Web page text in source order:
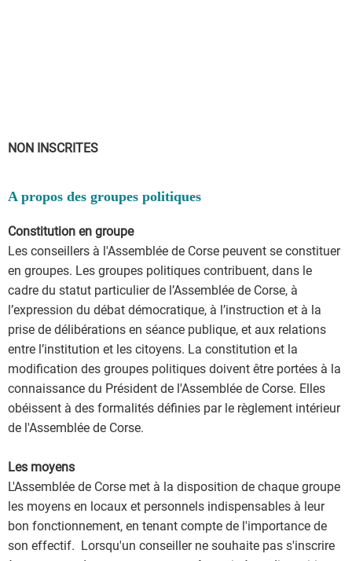
NON INSCRITES
A propos des groupes politiques
Constitution en groupe
Les conseillers à l'Assemblée de Corse peuvent se constituer
en groupes. Les groupes politiques contribuent, dans le
cadre du statut particulier de l’Assemblée de Corse, à
l’expression du débat démocratique, à l’instruction et à la
prise de délibérations en séance publique, et aux relations
entre l’institution et les citoyens. La constitution et la
modification des groupes politiques doivent être portées à la
connaissance du Président de l'Assemblée de Corse. Elles
obéissent à des formalités définies par le règlement intérieur
de l'Assemblée de Corse.
Les moyens
L'Assemblée de Corse met à la disposition de chaque groupe
les moyens en locaux et personnels indispensables à leur
bon fonctionnement, en tenant compte de l'importance de
son effectif. Lorsqu'un conseiller ne souhaite pas s'inscrire